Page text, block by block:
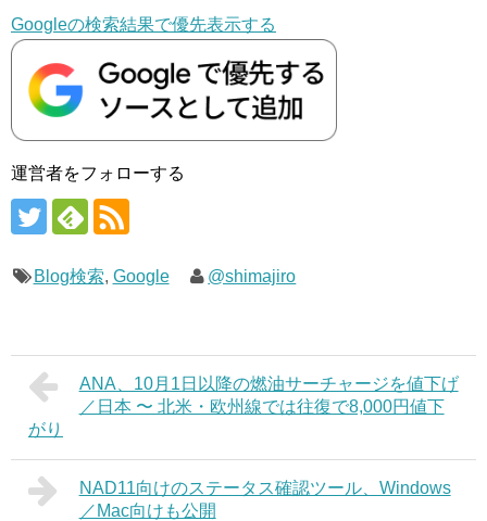
Googleの検索結果で優先表示する
運営者をフォローする
Blog検索, Google @shimajiro
ANA、10月1日以降の燃油サーチャージを値下げ
／日本 〜 北米・欧州線では往復で8,000円値下
がり
NAD11向けのステータス確認ツール、Windows
／Mac向けも公開